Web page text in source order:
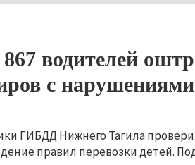
водителей
с нарушениями
ГИБДД Нижнего Тагила
правил перевозки детей.